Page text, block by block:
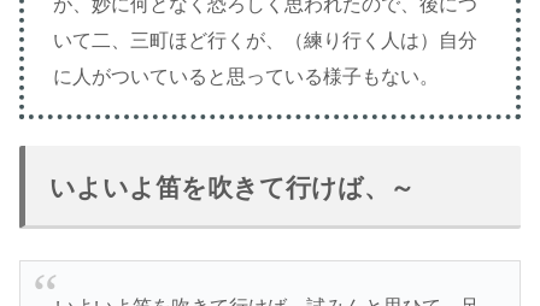
いて二、三町ほど行くが、（練り行く人は）自分
に人がついていると思っている様子もない。
いよいよ笛を吹きて行けば、～